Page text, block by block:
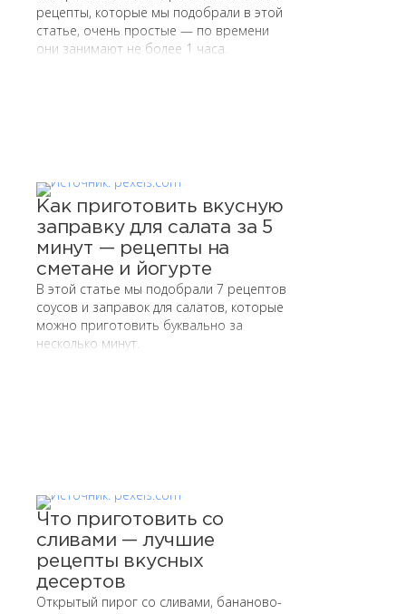
рецепты, которые мы подобрали в этой
статье, очень простые — по времени
они занимают не более 1 часа.
Как приготовить вкусную
заправку для салата за 5
минут — рецепты на
сметане и йогурте
В этой статье мы подобрали 7 рецептов
соусов и заправок для салатов, которые
можно приготовить буквально за
несколько минут.
Что приготовить со
сливами — лучшие
рецепты вкусных
десертов
Открытый пирог со сливами, бананово-